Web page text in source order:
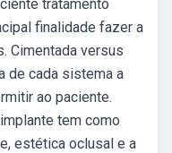
tratamento
finalidade fazer a
Cimentada versus
de cada sistema a
ao paciente.
tem como
estética oclusal e a